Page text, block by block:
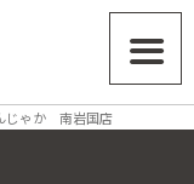
じゃか 南岩国店